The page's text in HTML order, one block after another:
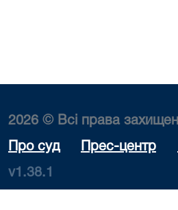
2026 © Всі права захищені
Про суд Прес-центр
v1.38.1